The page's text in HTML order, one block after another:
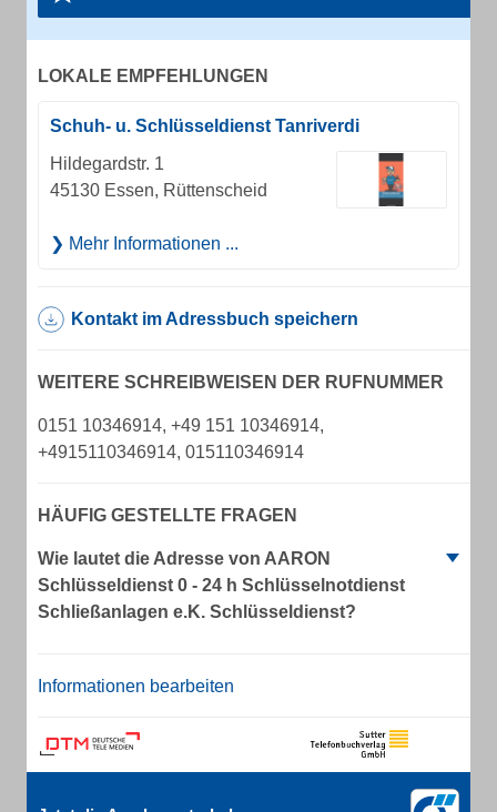
LOKALE EMPFEHLUNGEN
Schuh- u. Schlüsseldienst Tanriverdi
Hildegardstr. 1
45130 Essen, Rüttenscheid
Mehr Informationen ...
Kontakt im Adressbuch speichern
WEITERE SCHREIBWEISEN DER RUFNUMMER
0151 10346914, +49 151 10346914,
+4915110346914, 015110346914
HÄUFIG GESTELLTE FRAGEN
Wie lautet die Adresse von AARON
Schlüsseldienst 0 - 24 h Schlüsselnotdienst
Schließanlagen e.K. Schlüsseldienst?
Informationen bearbeiten